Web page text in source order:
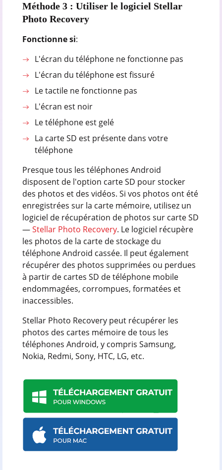
Méthode 3 : Utiliser le logiciel Stellar
Photo Recovery
Fonctionne si:
L'écran du téléphone ne fonctionne pas
L'écran du téléphone est fissuré
Le tactile ne fonctionne pas
L'écran est noir
Le téléphone est gelé
La carte SD est présente dans votre
téléphone
Presque tous les téléphones Android
disposent de l'option carte SD pour stocker
des photos et des vidéos. Si vos photos ont été
enregistrées sur la carte mémoire, utilisez un
logiciel de récupération de photos sur carte SD
—Stellar Photo Recovery. Le logiciel récupère
les photos de la carte de stockage du
téléphone Android cassée. Il peut également
récupérer des photos supprimées ou perdues
à partir de cartes SD de téléphone mobile
endommagées, corrompues, formatées et
inaccessibles.
Stellar Photo Recovery peut récupérer les
photos des cartes mémoire de tous les
téléphones Android, y compris Samsung,
Nokia, Redmi, Sony, HTC, LG, etc.